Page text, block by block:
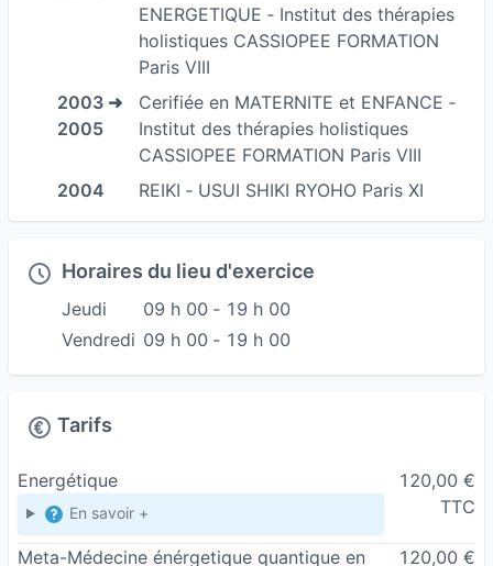
ENERGETIQUE ‐ Institut des thérapies
holistiques CASSIOPEE FORMATION
Paris VIII
2003 ➜
2005
Cerifiée en MATERNITE et ENFANCE ‐
Institut des thérapies holistiques
CASSIOPEE FORMATION Paris VIII
2004
REIKI ‐ USUI SHIKI RYOHO Paris XI
Horaires du lieu d'exercice
Jeudi
09 h 00 ‐ 19 h 00
Vendredi 09 h 00 ‐ 19 h 00
Tarifs
Energétique
En savoir +
120,00 €
TTC
Meta-Médecine énérgetique quantique en 120,00 €